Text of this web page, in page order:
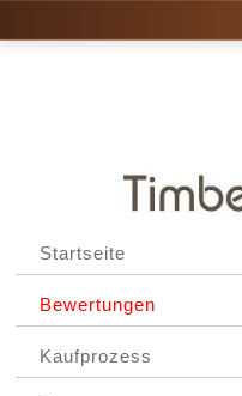
Startseite
Bewertungen
Kaufprozess